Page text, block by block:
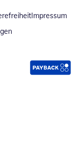
Impressum